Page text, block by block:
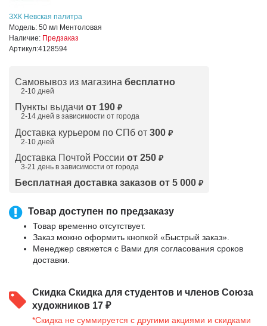
ЗХК Невская палитра
Модель: 50 мл Ментоловая
Наличие: Предзаказ
Артикул:4128594
Самовывоз из магазина бесплатно
2-10 дней
Пункты выдачи от 190 ₽
2-14 дней в зависимости от города
Доставка курьером по СПб от 300 ₽
2-10 дней
Доставка Почтой России от 250 ₽
3-21 день в зависимости от города
Бесплатная доставка заказов от 5 000 ₽
Товар доступен по предзаказу
Товар временно отсутствует.
Заказ можно оформить кнопкой «Быстрый заказ».
Менеджер свяжется с Вами для согласования сроков
доставки.
Скидка Скидка для студентов и членов Союза
художников 17 ₽
*Скидка не суммируется с другими акциями и скидками